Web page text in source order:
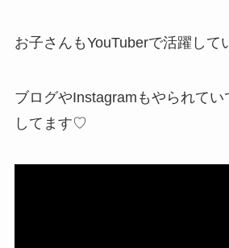
お子さんもYouTuberで活躍して
ブログやInstagramもやられて
してます♡